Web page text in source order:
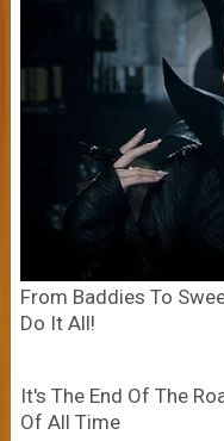
From Baddies To
Do It All!
It's The End Of The
Of All Time